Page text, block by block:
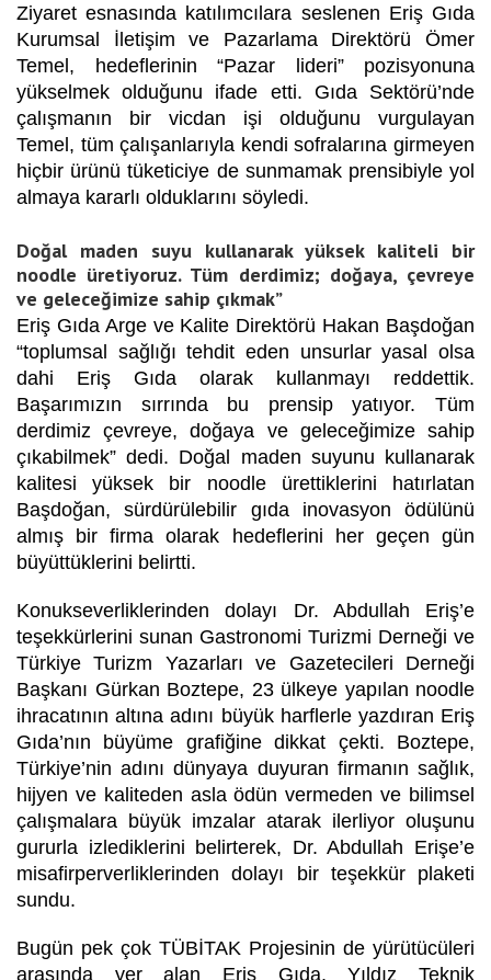
Ziyaret esnasında katılımcılara seslenen Eriş Gıda
Kurumsal İletişim ve Pazarlama Direktörü Ömer
Temel, hedeflerinin “Pazar lideri” pozisyonuna
yükselmek olduğunu ifade etti. Gıda Sektörü’nde
çalışmanın bir vicdan işi olduğunu vurgulayan
Temel, tüm çalışanlarıyla kendi sofralarına girmeyen
hiçbir ürünü tüketiciye de sunmamak prensibiyle yol
almaya kararlı olduklarını söyledi.
Doğal maden suyu kullanarak yüksek kaliteli bir
noodle üretiyoruz. Tüm derdimiz; doğaya, çevreye
ve geleceğimize sahip çıkmak”
Eriş Gıda Arge ve Kalite Direktörü Hakan Başdoğan
“toplumsal sağlığı tehdit eden unsurlar yasal olsa
dahi Eriş Gıda olarak kullanmayı reddettik.
Başarımızın sırrında bu prensip yatıyor. Tüm
derdimiz çevreye, doğaya ve geleceğimize sahip
çıkabilmek” dedi. Doğal maden suyunu kullanarak
kalitesi yüksek bir noodle ürettiklerini hatırlatan
Başdoğan, sürdürülebilir gıda inovasyon ödülünü
almış bir firma olarak hedeflerini her geçen gün
büyüttüklerini belirtti.
Konukseverliklerinden dolayı Dr. Abdullah Eriş’e
teşekkürlerini sunan Gastronomi Turizmi Derneği ve
Türkiye Turizm Yazarları ve Gazetecileri Derneği
Başkanı Gürkan Boztepe, 23 ülkeye yapılan noodle
ihracatının altına adını büyük harflerle yazdıran Eriş
Gıda’nın büyüme grafiğine dikkat çekti. Boztepe,
Türkiye’nin adını dünyaya duyuran firmanın sağlık,
hijyen ve kaliteden asla ödün vermeden ve bilimsel
çalışmalara büyük imzalar atarak ilerliyor oluşunu
gururla izlediklerini belirterek, Dr. Abdullah Erişe’e
misafirperverliklerinden dolayı bir teşekkür plaketi
sundu.
Bugün pek çok TÜBİTAK Projesinin de yürütücüleri
arasında yer alan Eriş Gıda, Yıldız Teknik